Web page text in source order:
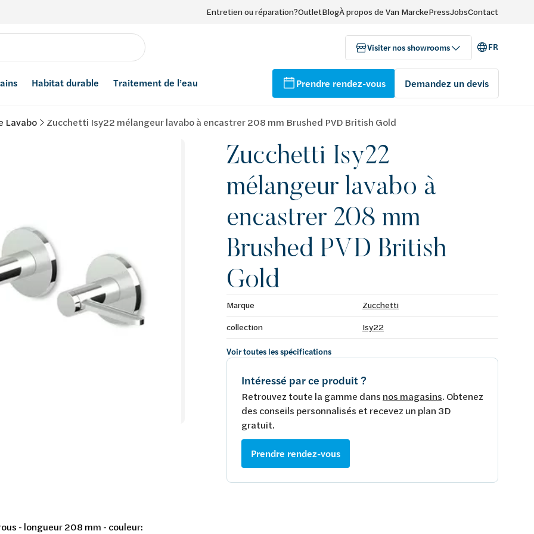
Entretien ou réparation?OutletBlogÀ propos de Van MarckePressJobsContact
Visiter nos showrooms FR
Habitat durable Traitement de l’eau Prendre rendez-vous Demandez un devis
Lavabo Zucchetti Isy22 mélangeur lavabo à encastrer 208 mm Brushed PVD British Gold
Zucchetti Isy22
mélangeur lavabo à
encastrer 208 mm
Brushed PVD British
Gold
Marque
Zucchetti
collection
Isy22
Voir toutes les spécifications
Intéressé par ce produit ?
Retrouvez toute la gamme dans nos magasins. Obtenez
des conseils personnalisés et recevez un plan 3D
gratuit.
Prendre rendez-vous
- longueur 208 mm - couleur: